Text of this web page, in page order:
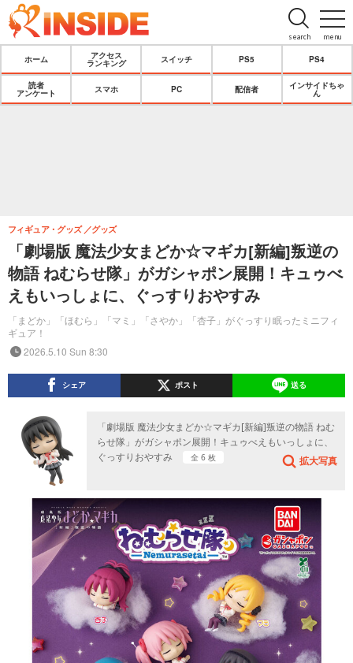
menu
search
ホーム
アクセス
ランキング
スイッチ PS5 PS4
読者
アンケート
スマホ PC 配信者
インサイドちゃ
ん
「劇場版 魔法少女まどか☆マギカ[新編]叛逆の
物語 ねむらせ隊」がガシャポン展開！キュゥべ
えもいっしょに、ぐっすりおやすみ
「まどか」「ほむら」「マミ」「さやか」「杏子」がぐっすり眠ったミニフィ
ギュア！
フィギュア・グッズ グッズ
2026.5.10 Sun 8:30
シェア ポスト 送る
「劇場版 魔法少女まどか☆マギカ[新編]叛逆の物語 ねむ
らせ隊」がガシャポン展開！キュゥべえもいっしょに、
ぐっすりおやすみ
全 6 枚 拡大写真